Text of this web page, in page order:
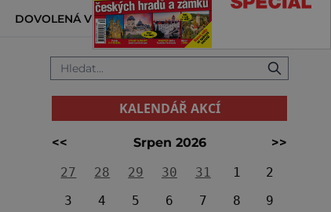
DOVOLENÁ V ZAHRANIČÍ KALENDÁŘ AKCÍ
KALENDÁŘ AKCÍ
<< Srpen 2026
>>
27
28 29 30 31 1
2
3
4 5 6 7 8
9